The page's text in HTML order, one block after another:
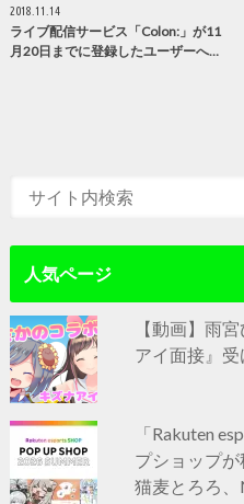
2018.11.14
ライブ配信サービス「Colon:」が11
月20日までに登録したユーザーへ…
人気ページ
【動画】雨
アイ面接』受
「Rakuten
プショップ
猫麦とろろ